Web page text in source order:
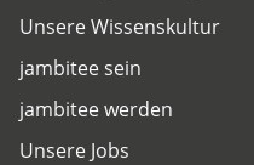
Unsere Wissenskultur
jambitee sein
jambitee werden
Unsere Jobs